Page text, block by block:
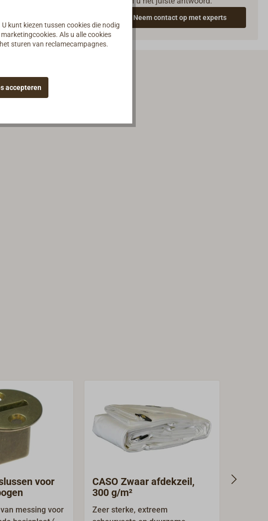
Neem contact op met experts
voor
messing voor
CASO Zwaar afdekzeil,
300 g/m²
Zeer sterke, extreem
kunt kiezen tussen cookies die nodig
Als u alle cookies
sturen van reclamecampagnes.
accepteren